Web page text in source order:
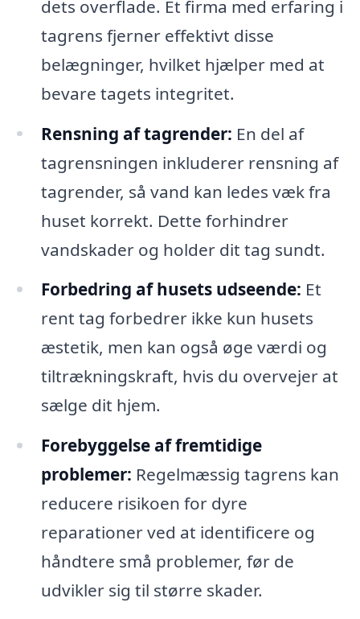
dets overflade. Et firma med erfaring i
tagrens fjerner effektivt disse
belægninger, hvilket hjælper med at
bevare tagets integritet.
Rensning af tagrender: En del af
tagrensningen inkluderer rensning af
tagrender, så vand kan ledes væk fra
huset korrekt. Dette forhindrer
vandskader og holder dit tag sundt.
Forbedring af husets udseende: Et
rent tag forbedrer ikke kun husets
æstetik, men kan også øge værdi og
tiltrækningskraft, hvis du overvejer at
sælge dit hjem.
Forebyggelse af fremtidige
problemer: Regelmæssig tagrens kan
reducere risikoen for dyre
reparationer ved at identificere og
håndtere små problemer, før de
udvikler sig til større skader.